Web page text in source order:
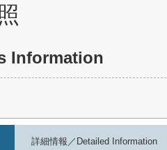
Information
詳細情報／Detailed Information